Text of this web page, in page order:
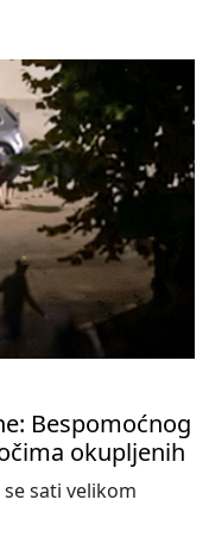
Bespomoćnog
okupljenih
sati velikom